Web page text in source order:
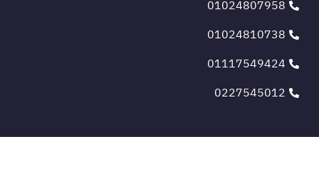
01024807958
01024810738
01117549424
0227545012